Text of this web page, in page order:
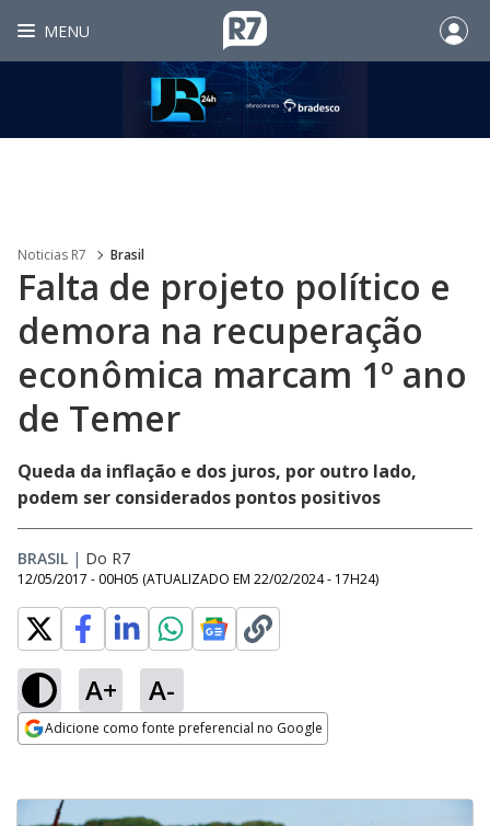
MENU
Noticias R7 Brasil
Falta de projeto político e
demora na recuperação
econômica marcam 1º ano
de Temer
Queda da inflação e dos juros, por outro lado,
podem ser considerados pontos positivos
BRASIL | Do R7
12/05/2017 - 00H05 (ATUALIZADO EM 22/02/2024 - 17H24)
A+ A-
Adicione como fonte preferencial no Google